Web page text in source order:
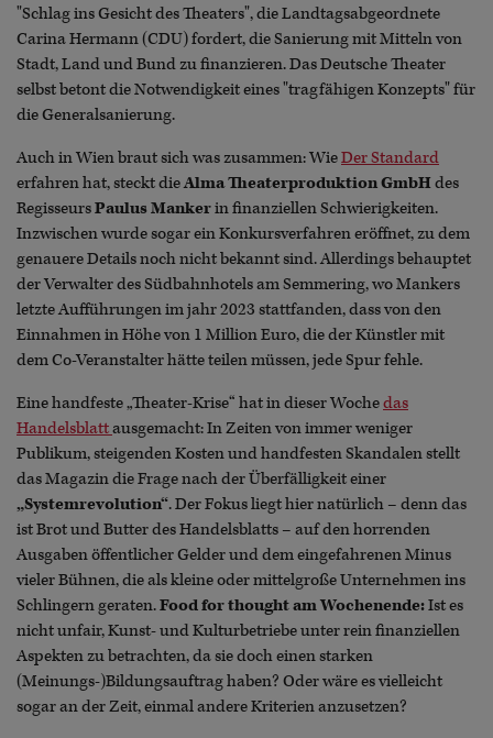
"Schlag ins Gesicht des Theaters", die Landtagsabgeordnete
Carina Hermann (CDU) fordert, die Sanierung mit Mitteln von
Stadt, Land und Bund zu finanzieren. Das Deutsche Theater
selbst betont die Notwendigkeit eines "tragfähigen Konzepts" für
die Generalsanierung.
Auch in Wien braut sich was zusammen: WieDer Standard
erfahren hat, steckt dieAlma Theaterproduktion GmbHdes
RegisseursPaulus Mankerin finanziellen Schwierigkeiten.
Inzwischen wurde sogar ein Konkursverfahren eröffnet, zu dem
genauere Details noch nicht bekannt sind. Allerdings behauptet
der Verwalter des Südbahnhotels am Semmering, wo Mankers
letzte Aufführungen im jahr 2023 stattfanden, dass von den
Einnahmen in Höhe von 1 Million Euro, die der Künstler mit
dem Co-Veranstalter hätte teilen müssen, jede Spur fehle.
Eine handfeste „Theater-Krise“ hat in dieser Wochedas
Handelsblattausgemacht: In Zeiten von immer weniger
Publikum, steigenden Kosten und handfesten Skandalen stellt
das Magazin die Frage nach der Überfälligkeit einer
„Systemrevolution“. Der Fokus liegt hier natürlich – denn das
ist Brot und Butter des Handelsblatts – auf den horrenden
Ausgaben öffentlicher Gelder und dem eingefahrenen Minus
vieler Bühnen, die als kleine oder mittelgroße Unternehmen ins
Schlingern geraten.Food for thought am Wochenende:Ist es
nicht unfair, Kunst- und Kulturbetriebe unter rein finanziellen
Aspekten zu betrachten, da sie doch einen starken
(Meinungs-)Bildungsauftrag haben? Oder wäre es vielleicht
sogar an der Zeit, einmal andere Kriterien anzusetzen?